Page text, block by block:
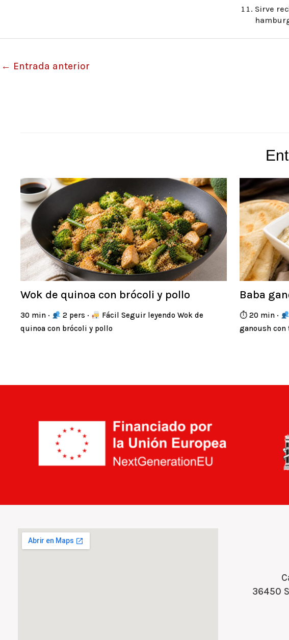
Sirve
← Entrada anterior
Wok de quinoa con brócoli y pollo
30 min · 2 pers ·
Fácil Seguir leyendo Wok de
quinoa con brócoli y pollo
Baba
⏱ 20 min ·
ganoush con
36450